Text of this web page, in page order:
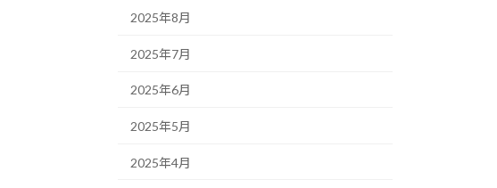
2025年8月
2025年7月
2025年6月
2025年5月
2025年4月